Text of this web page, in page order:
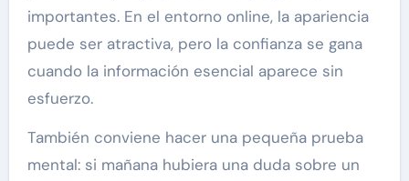
importantes. En el entorno online, la apariencia
puede ser atractiva, pero la confianza se gana
cuando la información esencial aparece sin
esfuerzo.
También conviene hacer una pequeña prueba
mental: si mañana hubiera una duda sobre un